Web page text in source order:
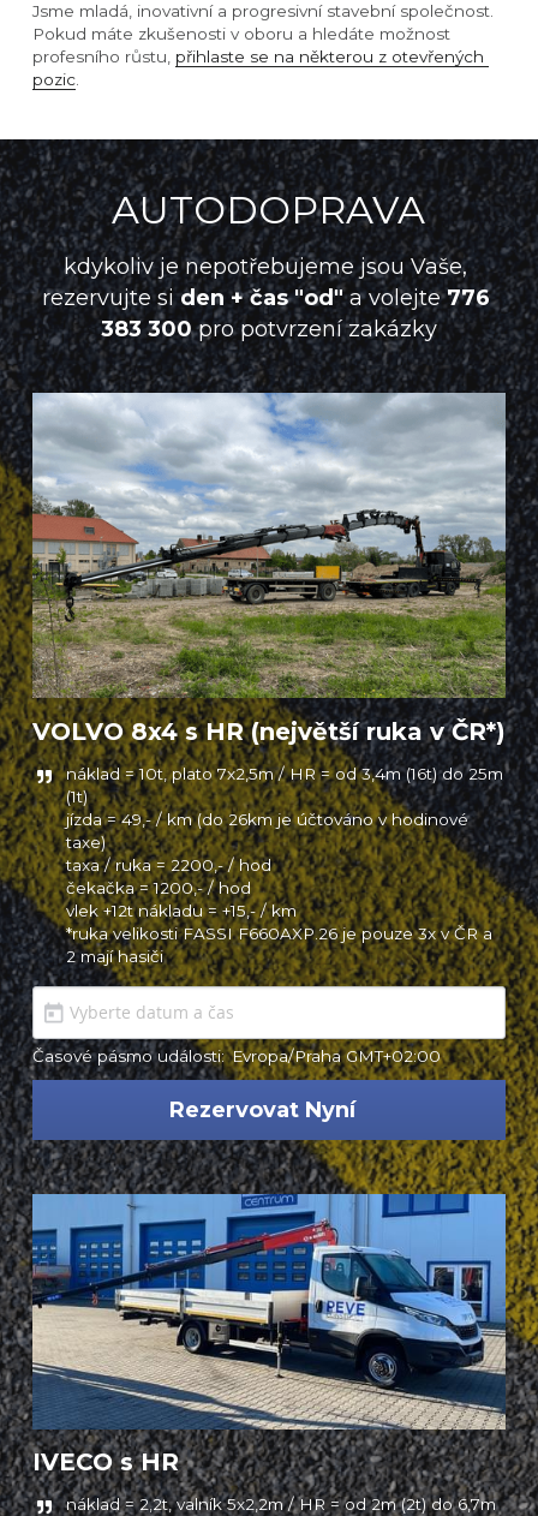
Jsme mladá, inovativní a progresivní stavební společnost.
Pokud máte zkušenosti v oboru a hledáte možnost
profesního růstu, přihlaste se na některou z otevřených
pozic.
AUTODOPRAVA
kdykoliv je nepotřebujeme jsou Vaše,
rezervujte si den + čas "od" a volejte 776
383 300 pro potvrzení zakázky
VOLVO 8x4 s HR (největší ruka v ČR*)
náklad = 10t, plato 7x2,5m / HR = od 3,4m (16t) do 25m
(1t)
jízda = 49,- / km (do 26km je účtováno v hodinové
taxe)
taxa / ruka = 2200,- / hod
čekačka = 1200,- / hod
vlek +12t nákladu = +15,- / km
*ruka velikosti FASSI F660AXP.26 je pouze 3x v ČR a
2 mají hasiči
Časové pásmo události: Evropa/Praha GMT+02:00
Rezervovat Nyní
IVECO s HR
náklad = 2,2t, valník 5x2,2m / HR = od 2m (2t) do 6,7m